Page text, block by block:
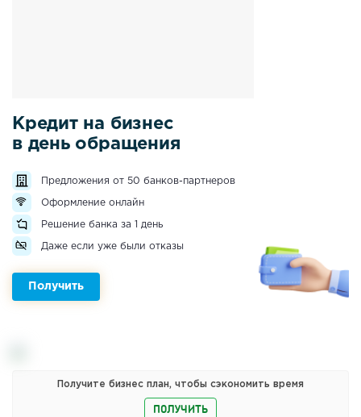
Кредит на бизнес
в день обращения
Предложения от 50 банков-партнеров
Оформление онлайн
Решение банка за 1 день
Даже если уже были отказы
Получить
Получите бизнес план, чтобы сэкономить время
ПОЛУЧИТЬ